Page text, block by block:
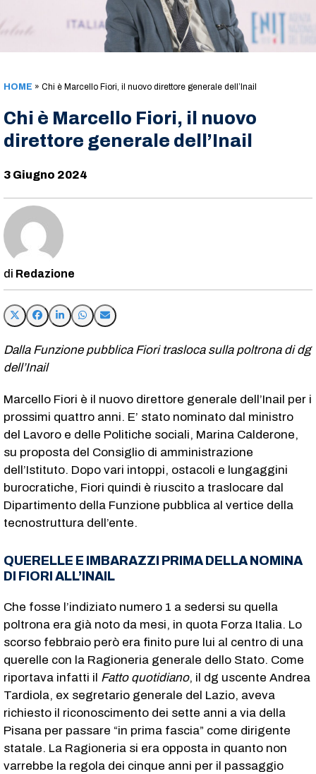
HOME » Chi è Marcello Fiori, il nuovo direttore generale dell’Inail
Chi è Marcello Fiori, il nuovo
direttore generale dell’Inail
3 Giugno 2024
Redazione
Dalla Funzione pubblica Fiori trasloca sulla poltrona di dg
dell’Inail
Marcello Fiori è il nuovo direttore generale dell’Inail per i
prossimi quattro anni. E’ stato nominato dal ministro
del Lavoro e delle Politiche sociali, Marina Calderone,
su proposta del Consiglio di amministrazione
dell’Istituto. Dopo vari intoppi, ostacoli e lungaggini
burocratiche, Fiori quindi è riuscito a traslocare dal
Dipartimento della Funzione pubblica al vertice della
tecnostruttura dell’ente.
QUERELLE E IMBARAZZI PRIMA DELLA NOMINA
DI FIORI ALL’INAIL
Che fosse l’indiziato numero 1 a sedersi su quella
poltrona era già noto da mesi, in quota Forza Italia. Lo
scorso febbraio però era finito pure lui al centro di una
querelle con la Ragioneria generale dello Stato. Come
riportava infatti il Fatto quotidiano, il dg uscente Andrea
Tardiola, ex segretario generale del Lazio, aveva
richiesto il riconoscimento dei sette anni a via della
Pisana per passare “in prima fascia” come dirigente
statale. La Ragioneria si era opposta in quanto non
varrebbe la regola dei cinque anni per il passaggio